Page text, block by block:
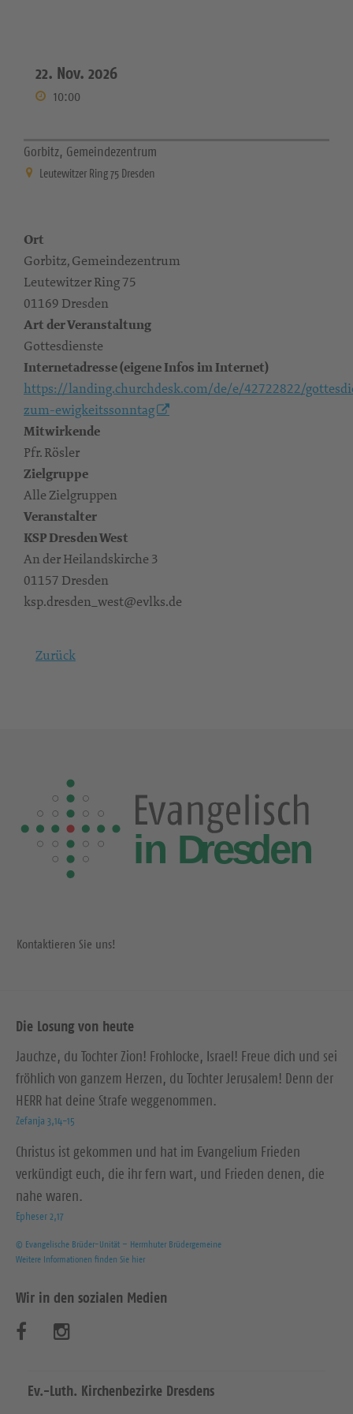
22. Nov. 2026
10:00
Gorbitz, Gemeindezentrum
Leutewitzer Ring 75 Dresden
Ort
Gorbitz, Gemeindezentrum
Leutewitzer Ring 75
01169 Dresden
Art der Veranstaltung
Gottesdienste
Internetadresse (eigene Infos im Internet)
https://landing.churchdesk.com/de/e/42722822/
zum-ewigkeitssonntag
Mitwirkende
Pfr. Rösler
Zielgruppe
Alle Zielgruppen
Veranstalter
KSP Dresden West
An der Heilandskirche 3
01157 Dresden
ksp.dresden_west@evlks.de
Zurück
Kontaktieren Sie uns!
Die Losung von heute
Jauchze, du Tochter Zion! Frohlocke, Israel! Freue dich und sei
fröhlich von ganzem Herzen, du Tochter Jerusalem! Denn der
HERR hat deine Strafe weggenommen.
Zefanja 3,14-15
Christus ist gekommen und hat im Evangelium Frieden
verkündigt euch, die ihr fern wart, und Frieden denen, die
nahe waren.
Epheser 2,17
© Evangelische Brüder-Unität – Herrnhuter Brüdergemeine
Weitere Informationen finden Sie hier
Wir in den sozialen Medien
s
s
Ev.-Luth. Kirchenbezirke Dresdens